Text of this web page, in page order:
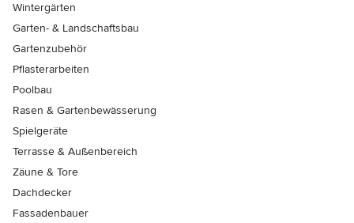
Wintergärten
Garten- & Landschaftsbau
Gartenzubehör
Pflasterarbeiten
Poolbau
Rasen & Gartenbewässerung
Spielgeräte
Terrasse & Außenbereich
Zäune & Tore
Dachdecker
Fassadenbauer